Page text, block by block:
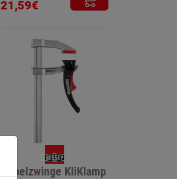
21,59€
Hebelzwinge KliKlamp